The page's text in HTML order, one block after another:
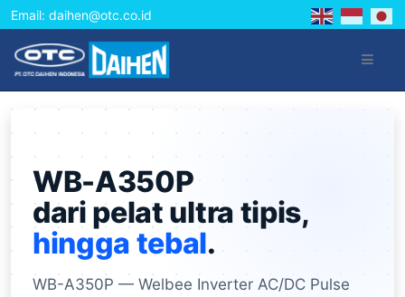
Email: daihen@otc.co.id
WB-A350P
dari pelat ultra tipis,
hingga tebal.
WB-A350P — Welbee Inverter AC/DC Pulse